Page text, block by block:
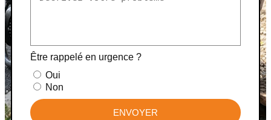
Être rappelé en urgence ?
Oui
Non
ENVOYER